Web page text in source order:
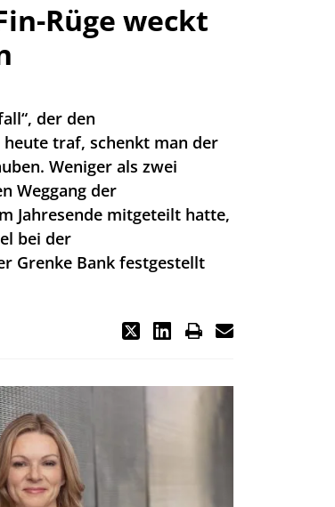
Rüge weckt
der den
traf, schenkt man der
Weniger als zwei
Weggang der
Jahresende mitgeteilt hatte,
bei der
Grenke Bank festgestellt